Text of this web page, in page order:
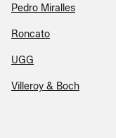
Pedro Miralles
Roncato
UGG
Villeroy & Boch